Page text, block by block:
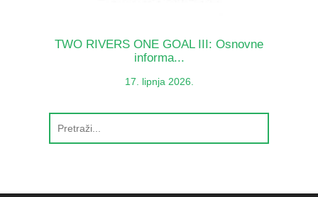
TWO RIVERS ONE GOAL III: Osnovne
informa...
17. lipnja 2026.